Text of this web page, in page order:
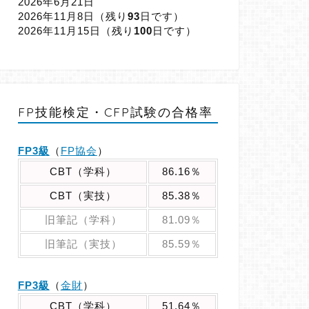
2026年11月8日（残り 93日です）
2026年11月15日（残り 100日です）
FP技能検定・CFP試験の合格率
FP3級 （ FP協会 ）
CBT（学科）
86.16％
CBT（実技） 85.38％
旧筆記（学科） 81.09％
旧筆記（実技） 85.59％
FP3級 （金財）
CBT（学科）
51.64％